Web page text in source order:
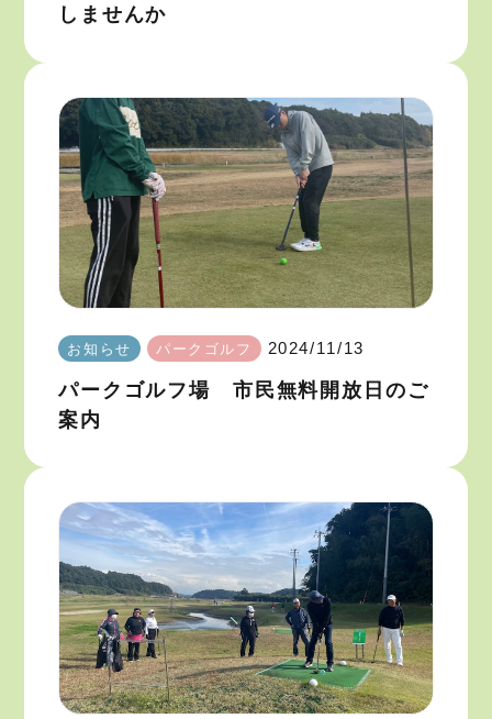
しませんか
お知らせ パークゴルフ 2024/11/13
パークゴルフ場 市民無料開放日のご
案内